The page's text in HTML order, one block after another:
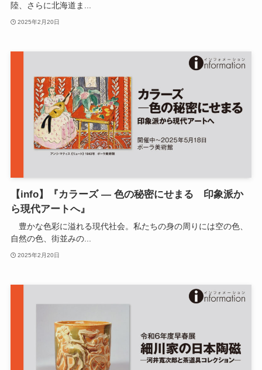
陸、さらに北海道ま...
2025年2月20日
【info】『カラーズ ― 色の秘密にせまる 印象派か
ら現代アートへ』
豊かな色彩に溢れる現代社会。私たちの身の周りには空の色、
自然の色、街並みの...
2025年2月20日